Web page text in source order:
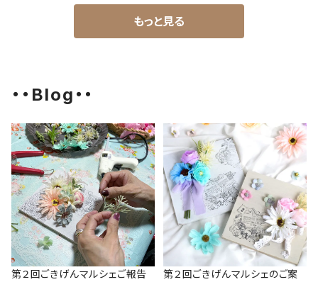
もっと見る
・・Blog・・
第２回ごきげんマルシェご報告
第２回ごきげんマルシェのご案